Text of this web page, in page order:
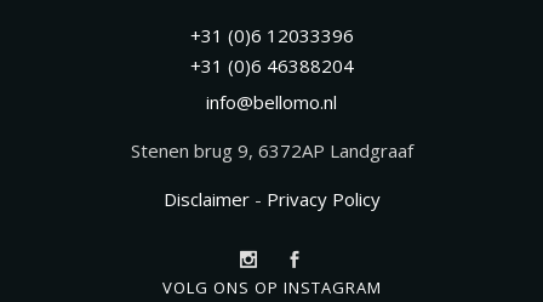
+31 (0)6 12033396
+31 (0)6 46388204
info@bellomo.nl
Stenen brug 9, 6372AP Landgraaf
Disclaimer- Privacy Policy
VOLG ONS OP INSTAGRAM